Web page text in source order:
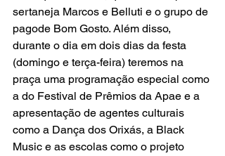
sertaneja Marcos e Belluti e o grupo de
pagode Bom Gosto. Além disso,
durante o dia em dois dias da festa
(domingo e terça-feira) teremos na
praça uma programação especial como
a do Festival de Prêmios da Apae e a
apresentação de agentes culturais
como a Dança dos Orixás, a Black
Music e as escolas como o projeto